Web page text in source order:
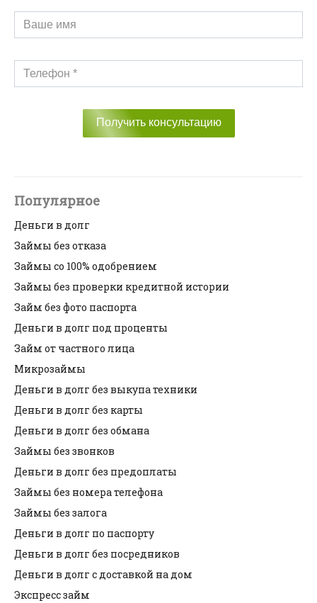
Получить консультацию
Популярное
Деньги в долг
Займы без отказа
Займы со 100% одобрением
Займы без проверки кредитной истории
Займ без фото паспорта
Деньги в долг под проценты
Займ от частного лица
Микрозаймы
Деньги в долг без выкупа техники
Деньги в долг без карты
Деньги в долг без обмана
Займы без звонков
Деньги в долг без предоплаты
Займы без номера телефона
Займы без залога
Деньги в долг по паспорту
Деньги в долг без посредников
Деньги в долг с доставкой на дом
Экспресс займ